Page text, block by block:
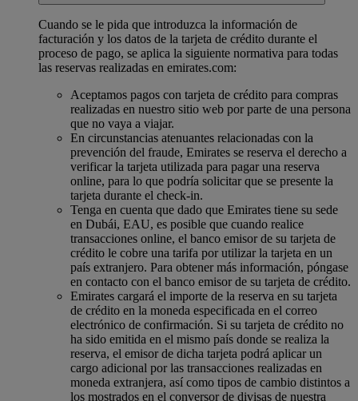
Cuando se le pida que introduzca la información de
facturación y los datos de la tarjeta de crédito durante el
proceso de pago, se aplica la siguiente normativa para todas
las reservas realizadas en emirates.com:
Aceptamos pagos con tarjeta de crédito para compras
realizadas en nuestro sitio web por parte de una persona
que no vaya a viajar.
En circunstancias atenuantes relacionadas con la
prevención del fraude, Emirates se reserva el derecho a
verificar la tarjeta utilizada para pagar una reserva
online, para lo que podría solicitar que se presente la
tarjeta durante el check-in.
Tenga en cuenta que dado que Emirates tiene su sede
en Dubái, EAU, es posible que cuando realice
transacciones online, el banco emisor de su tarjeta de
crédito le cobre una tarifa por utilizar la tarjeta en un
país extranjero. Para obtener más información, póngase
en contacto con el banco emisor de su tarjeta de crédito.
Emirates cargará el importe de la reserva en su tarjeta
de crédito en la moneda especificada en el correo
electrónico de confirmación. Si su tarjeta de crédito no
ha sido emitida en el mismo país donde se realiza la
reserva, el emisor de dicha tarjeta podrá aplicar un
cargo adicional por las transacciones realizadas en
moneda extranjera, así como tipos de cambio distintos a
los mostrados en el conversor de divisas de nuestra